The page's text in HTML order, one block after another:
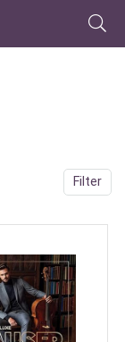
Filter